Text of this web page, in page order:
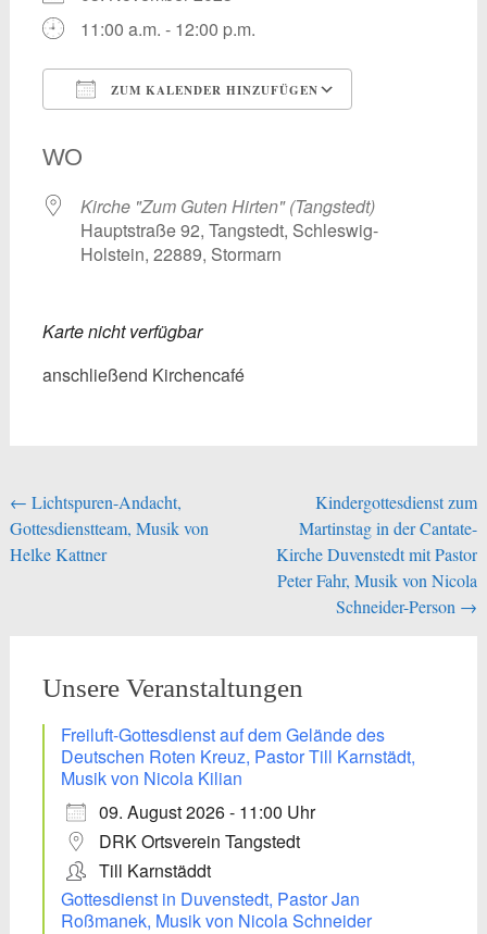
11:00 a.m. - 12:00 p.m.
ZUM KALENDER HINZUFÜGEN
WO
Kirche "Zum Guten Hirten" (Tangstedt)
Hauptstraße 92, Tangstedt, Schleswig-
Holstein, 22889, Stormarn
Karte nicht verfügbar
anschließend Kirchencafé
Beitragsnavigation
← Lichtspuren-Andacht,
Gottesdienstteam, Musik von
Helke Kattner
Kindergottesdienst zum
Martinstag in der Cantate-
Kirche Duvenstedt mit Pastor
Peter Fahr, Musik von Nicola
Schneider-Person →
Unsere Veranstaltungen
Freiluft-Gottesdienst auf dem Gelände des
Deutschen Roten Kreuz, Pastor Till Karnstädt,
Musik von Nicola Kilian
09. August 2026 - 11:00 Uhr
DRK Ortsverein Tangstedt
Till Karnstäddt
Gottesdienst in Duvenstedt, Pastor Jan
Roßmanek, Musik von Nicola Schneider